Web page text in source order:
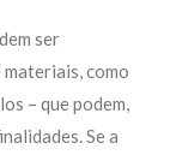
ser
como
– que podem,
Se a